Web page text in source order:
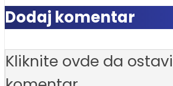
Dodaj komentar
Kliknite ovde da